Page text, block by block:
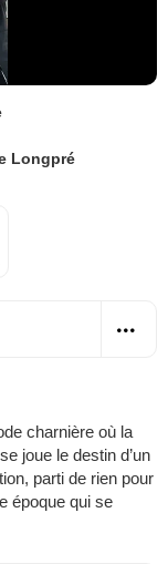
Longpré
charnière où la
joue le destin d’un
parti de rien pour
époque qui se